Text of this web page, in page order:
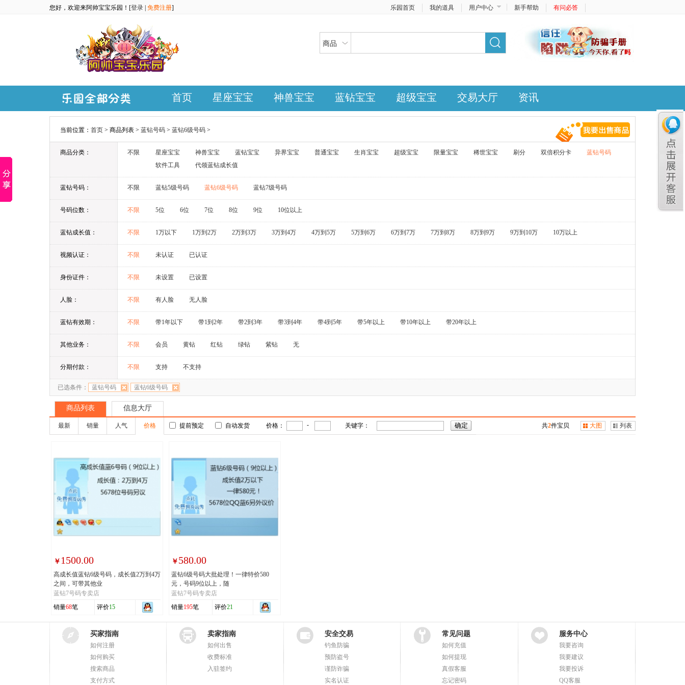
您好，欢迎来阿帅宝宝乐园！[登录 免费注册] 乐园首页 我的道具 用户中心 新手帮助 有问必答
商品
首页 星座宝宝 神兽宝宝 蓝钻宝宝 超级宝宝 交易大厅 资讯
当前位置： 首页 > 商品列表 > 蓝钻号码 > 蓝钻6级号码 >
商品分类： 不限 星座宝宝 神兽宝宝 蓝钻宝宝 异界宝宝 普通宝宝 生肖宝宝 超级宝宝 限量宝宝 稀世宝宝 刷分 双倍积分卡
蓝钻号码
软件工具
代领蓝钻成长值
蓝钻号码： 不限 蓝钻5级号码 蓝钻6级号码 蓝钻7级号码
号码位数： 不限 5位 6位 7位 8位 9位 10位以上
蓝钻成长值： 不限 1万以下 1万到2万 2万到3万 3万到4万 4万到5万 5万到6万 6万到7万 7万到8万 8万到9万 9万到10万 10万以上
视频认证： 不限 未认证 已认证
身份证件： 不限 未设置 已设置
人脸： 不限 有人脸 无人脸
蓝钻有效期： 不限 带1年以下 带1到2年 带2到3年 带3到4年 带4到5年 带5年以上 带10年以上 带20年以上
其他业务： 不限 会员 黄钻 红钻 绿钻 紫钻 无
分期付款： 不限 支持 不支持
已选条件： 蓝钻号码 蓝钻6级号码
商品列表 信息大厅
最新 销量 人气 价格 提前预定 自动发货 价格： - 关键字： 共2件宝贝 列表
大图
￥ 1500.00
高成长值蓝钻6级号码，成长值2万到4万
之间，可带其他业
蓝钻7号码专卖店
销量68笔 评价15
￥ 580.00
蓝钻6级号码大批处理！一律特价580
元，号码9位以上，随
蓝钻7号码专卖店
销量195笔 评价21
买家指南
如何注册
如何购买
搜索商品
支付方式
卖家指南
如何出售
收费标准
入驻签约
安全交易
钓鱼防骗
预防盗号
谨防诈骗
实名认证
常见问题
如何充值
如何提现
真假客服
忘记密码
服务中心
我要咨询
我要建议
我要投诉
QQ客服